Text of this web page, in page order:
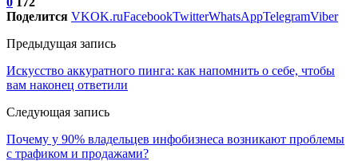
Поделится VKOK.ruFacebookTwitterWhatsAppTelegramViber
Предыдущая запись
Искусство аккуратного пинга: как напомнить о себе, чтобы
вам наконец ответили
Следующая запись
Почему у 90% владельцев инфобизнеса возникают проблемы
с трафиком и продажами?